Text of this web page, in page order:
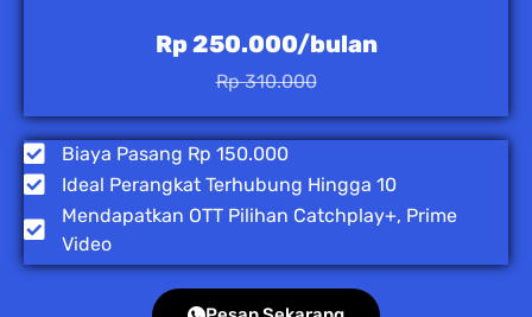
Rp 250.000/bulan
Rp 310.000
Biaya Pasang Rp 150.000
Ideal Perangkat Terhubung Hingga 10
Mendapatkan OTT Pilihan Catchplay+, Prime
Video